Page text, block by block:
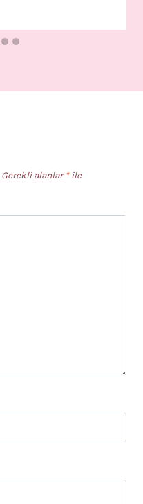
Gerekli alanlar *ile